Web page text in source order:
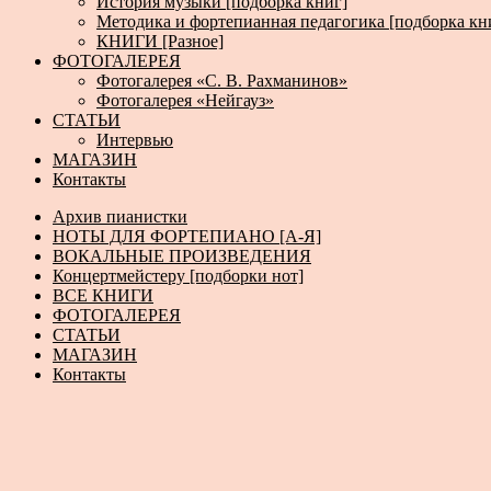
Методика и фортепианная педагогика [подборка
КНИГИ [Разное]
ФОТОГАЛЕРЕЯ
Фотогалерея «С. В. Рахманинов»
Фотогалерея «Нейгауз»
СТАТЬИ
Интервью
МАГАЗИН
Контакты
Архив пианистки
НОТЫ ДЛЯ ФОРТЕПИАНО [А-Я]
ВОКАЛЬНЫЕ ПРОИЗВЕДЕНИЯ
Концертмейстеру [подборки нот]
ВСЕ КНИГИ
ФОТОГАЛЕРЕЯ
СТАТЬИ
МАГАЗИН
Контакты